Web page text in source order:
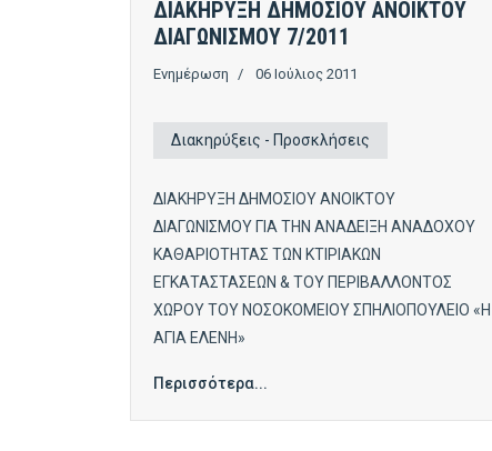
ΔΙΑΚΗΡΥΞΗ ΔΗΜΟΣΙΟΥ ΑΝΟΙΚΤΟΥ
ΔΙΑΓΩΝΙΣΜΟΥ 7/2011
Ενημέρωση 06 Ιούλιος 2011
Διακηρύξεις - Προσκλήσεις
ΔΙΑΚΗΡΥΞΗ ΔΗΜΟΣΙΟΥ ΑΝΟΙΚΤΟΥ
ΔΙΑΓΩΝΙΣΜΟΥ ΓΙΑ ΤΗΝ ΑΝΑΔΕΙΞΗ ΑΝΑΔΟΧΟΥ
ΚΑΘΑΡΙΟΤΗΤΑΣ ΤΩΝ ΚΤΙΡΙΑΚΩΝ
ΕΓΚΑΤΑΣΤΑΣΕΩΝ & ΤΟΥ ΠΕΡΙΒΑΛΛΟΝΤΟΣ
ΧΩΡΟΥ ΤΟΥ ΝΟΣΟΚΟΜΕΙΟΥ ΣΠΗΛΙΟΠΟΥΛΕΙΟ «Η
ΑΓΙΑ ΕΛΕΝΗ»
Περισσότερα...